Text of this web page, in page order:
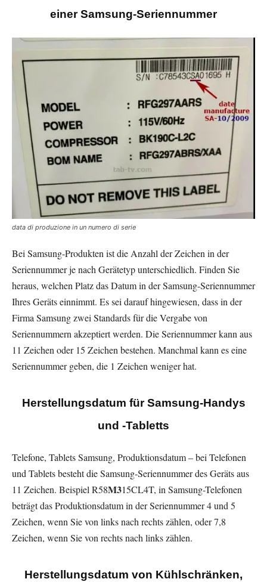
einer Samsung-Seriennummer
data di produzione in un numero di serie
Bei Samsung-Produkten ist die Anzahl der Zeichen in der
Seriennummer je nach Gerätetyp unterschiedlich. Finden Sie
heraus, welchen Platz das Datum in der Samsung-Seriennummer
Ihres Geräts einnimmt. Es sei darauf hingewiesen, dass in der
Firma Samsung zwei Standards für die Vergabe von
Seriennummern akzeptiert werden. Die Seriennummer kann aus
11 Zeichen oder 15 Zeichen bestehen. Manchmal kann es eine
Seriennummer geben, die 1 Zeichen weniger hat.
Herstellungsdatum für Samsung-Handys
und -Tabletts
Telefone, Tablets Samsung, Produktionsdatum – bei Telefonen
und Tablets besteht die Samsung-Seriennummer des Geräts aus
11 Zeichen. Beispiel R58M315CL4T, in Samsung-Telefonen
beträgt das Produktionsdatum in der Seriennummer 4 und 5
Zeichen, wenn Sie von links nach rechts zählen, oder 7,8
Zeichen, wenn Sie von rechts nach links zählen.
Herstellungsdatum von Kühlschränken,